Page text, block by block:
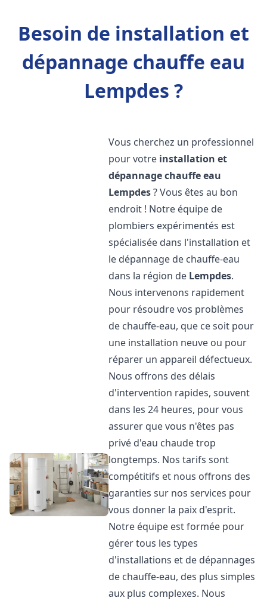
Besoin de installation et
dépannage chauffe eau
Lempdes ?
Vous cherchez un professionnel
pour votre installation et
dépannage chauffe eau
Lempdes? Vous êtes au bon
endroit ! Notre équipe de
plombiers expérimentés est
spécialisée dans l'installation et
le dépannage de chauffe-eau
dans la région de Lempdes.
Nous intervenons rapidement
pour résoudre vos problèmes
de chauffe-eau, que ce soit pour
une installation neuve ou pour
réparer un appareil défectueux.
Nous offrons des délais
d'intervention rapides, souvent
dans les 24 heures, pour vous
assurer que vous n'êtes pas
privé d'eau chaude trop
longtemps. Nos tarifs sont
compétitifs et nous offrons des
garanties sur nos services pour
vous donner la paix d'esprit.
Notre équipe est formée pour
gérer tous les types
d'installations et de dépannages
de chauffe-eau, des plus simples
aux plus complexes. Nous